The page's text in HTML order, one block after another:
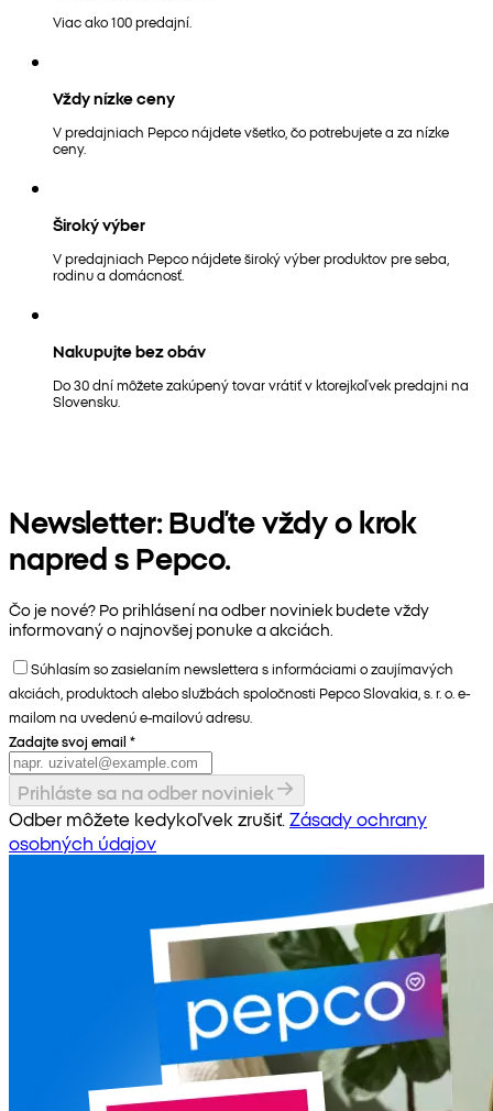
Viac ako 100 predajní.
Vždy nízke ceny
V predajniach Pepco nájdete všetko, čo potrebujete a za nízke
ceny.
Široký výber
V predajniach Pepco nájdete široký výber produktov pre seba,
rodinu a domácnosť.
Nakupujte bez obáv
Do 30 dní môžete zakúpený tovar vrátiť v ktorejkoľvek predajni na
Slovensku.
Newsletter: Buďte vždy o krok
napred s Pepco.
Čo je nové? Po prihlásení na odber noviniek budete vždy
informovaný o najnovšej ponuke a akciách.
Súhlasím so zasielaním newslettera s informáciami o zaujímavých
akciách, produktoch alebo službách spoločnosti Pepco Slovakia, s. r. o. e-
mailom na uvedenú e-mailovú adresu.
Zadajte svoj email *
Prihláste sa na odber noviniek
Odber môžete kedykoľvek zrušiť. Zásady ochrany
osobných údajov